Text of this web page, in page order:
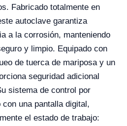
Fabricado totalmente en
autoclave garantiza
a la corrosión, manteniendo
y limpio. Equipado con
de tuerca de mariposa y un
seguridad adicional
sistema de control por
una pantalla digital,
el estado de trabajo: